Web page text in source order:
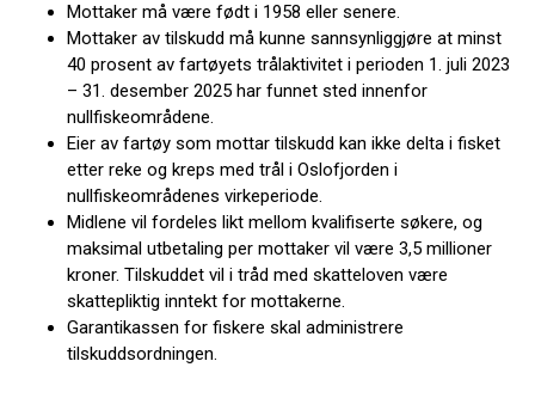
Mottaker må være født i 1958 eller senere.
Mottaker av tilskudd må kunne sannsynliggjøre at minst
40 prosent av fartøyets trålaktivitet i perioden 1. juli 2023
– 31. desember 2025 har funnet sted innenfor
nullfiskeområdene.
Eier av fartøy som mottar tilskudd kan ikke delta i fisket
etter reke og kreps med trål i Oslofjorden i
nullfiskeområdenes virkeperiode.
Midlene vil fordeles likt mellom kvalifiserte søkere, og
maksimal utbetaling per mottaker vil være 3,5 millioner
kroner. Tilskuddet vil i tråd med skatteloven være
skattepliktig inntekt for mottakerne.
Garantikassen for fiskere skal administrere
tilskuddsordningen.